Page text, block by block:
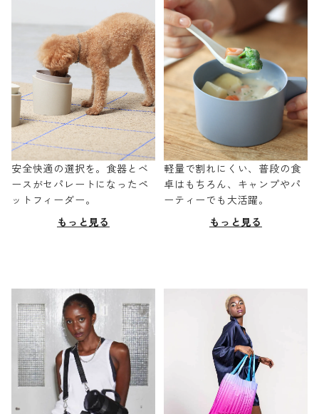
安全快適の選択を。食器とベ
ースがセパレートになったペ
ットフィーダー。
もっと見る
軽量で割れにくい、普段の食
卓はもちろん、キャンプやパ
ーティーでも大活躍。
もっと見る